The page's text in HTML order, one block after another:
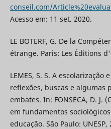
conseil.com/
Acesso em: 11 set. 2020.
LE BOTERF, G. De la
étrange. Paris: Les Éditions
LEMES, S. S. A
reflexões, buscas e algumas
embates. In: FONSECA, D. J.
em fundamentos
educação. São Paulo: UNESP,